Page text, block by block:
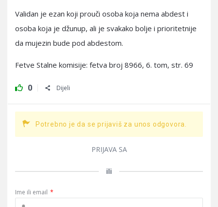
Validan je ezan koji prouči osoba koja nema abdest i
osoba koja je džunup, ali je svakako bolje i prioritetnije
da mujezin bude pod abdestom.
Fetve Stalne komisije: fetva broj 8966, 6. tom, str. 69
0 Dijeli
Potrebno je da se prijaviš za unos odgovora.
PRIJAVA SA
ili
Ime ili email *